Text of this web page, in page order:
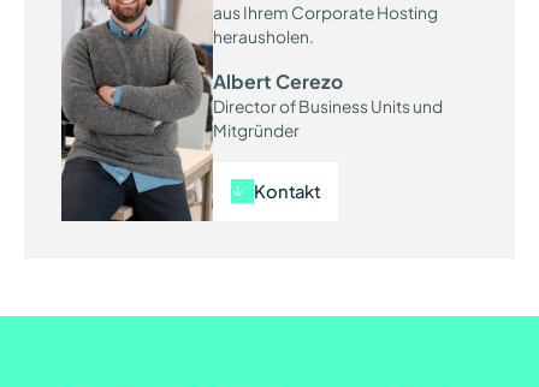
aus Ihrem Corporate Hosting
herausholen.
Albert Cerezo
Director of Business Units und
Mitgründer
Kontakt